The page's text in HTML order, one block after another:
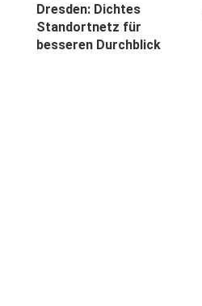
Dresden: Dichtes
Standortnetz für
besseren Durchblick